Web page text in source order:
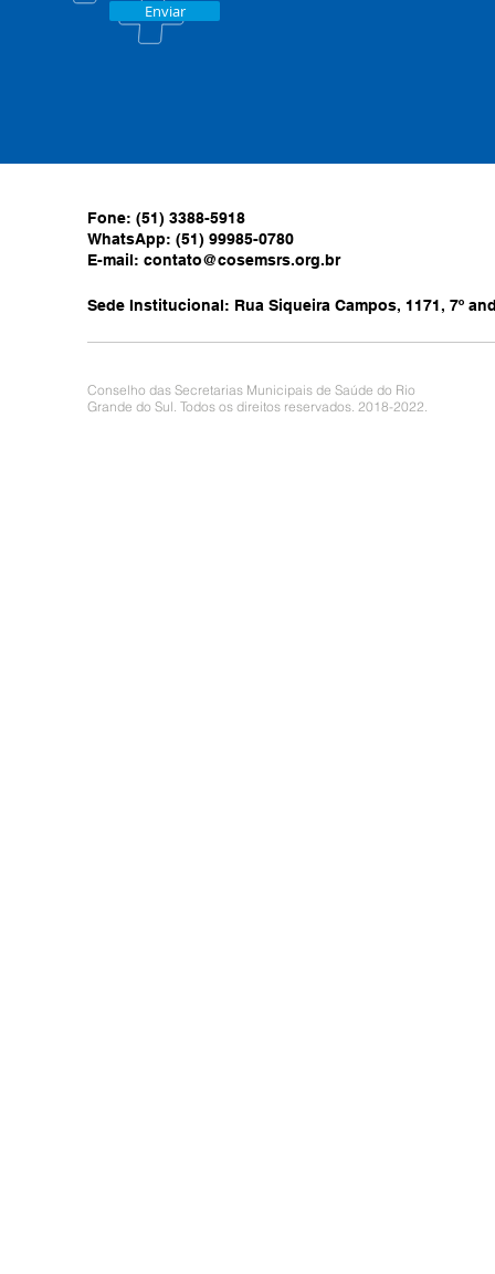
Enviar
Fone: (51) 3388-5918
WhatsApp: (51) 99985-0780
E-mail: contato@cosemsrs.org.br
Sede Institucional: Rua Siqueira Campos, 1171, 7º
Conselho das Secretarias Municipais de Saúde do Rio
Grande do Sul. Todos os direitos reservados. 2018-2022.